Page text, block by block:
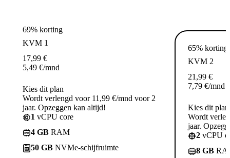
69% korting
KVM 1
17,99 €
5,49 €/mnd
Kies dit plan
Wordt verlengd voor 11,99 €/mnd voor 2
jaar. Opzeggen kan altijd!
1 vCPU core
4 GB RAM
50 GB NVMe-schijfruimte
65% korting
KVM 2
21,99 €
7,79 €/mnd
Kies dit plan
Wordt
jaar.
2 vCPU
8 GB